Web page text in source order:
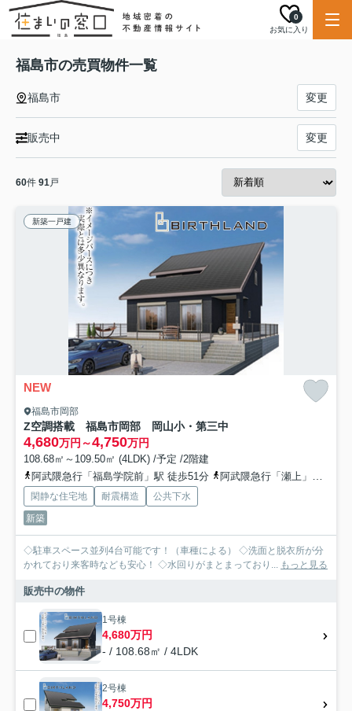
お気に入り
0
福島市の売買物件一覧
福島市 変更
販売中 変更
60件 91戸
新築一戸建
NEW
福島市岡部
Z空調搭載 福島市岡部 岡山小・第三中
4,680万円～4,750万円
108.68㎡～109.50㎡ (4LDK) /予定 /2階建
阿武隈急行「福島学院前」駅 徒歩51分
阿武隈急行「瀬上」駅 徒歩62分
閑静な住宅地 耐震構造
公共下水
新築
◇駐車スペース並列4台可能です！（車種による） ◇洗面と脱衣所が分
かれており来客時なども安心！ ◇水回りがまとまっており... もっと見る
販売中の物件
1号棟
4,680万円
- / 108.68㎡ / 4LDK
2号棟
4,750万円